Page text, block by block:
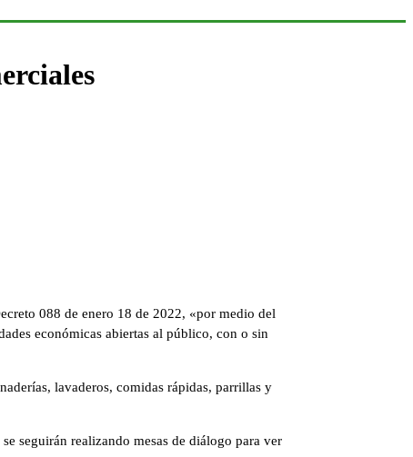
088 de enero 18 de 2022, «por medio del
económicas abiertas al público, con o sin
lavaderos, comidas rápidas, parrillas y
seguirán realizando mesas de diálogo para ver